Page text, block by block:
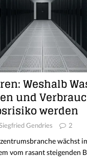
Weshalb
und
werden
Gendries 2
wächst
vom rasant steigenden